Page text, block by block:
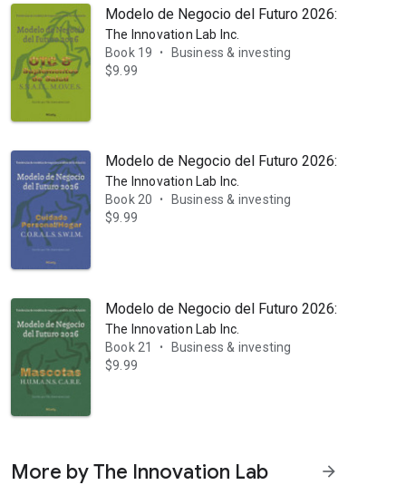
Modelo de Negocio del Futuro 2026: OTC/
The Innovation Lab Inc.
Book 19
•
Business & investing
$9.99
Modelo de Negocio del Futuro 2026: Cuidado
The Innovation Lab Inc.
Book 20
•
Business & investing
$9.99
Modelo de Negocio del Futuro 2026:
The Innovation Lab Inc.
Book 21
•
Business & investing
$9.99
More by The Innovation Lab
arrow_forward